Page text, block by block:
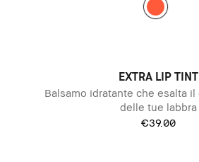
EXTRA LIP TINT
Balsamo idratante che esalta
delle tue labbra
€39.00